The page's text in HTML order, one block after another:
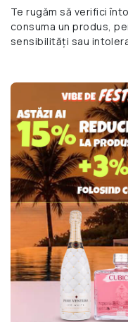
Te rugăm să verifici
consuma un produs,
sensibilități sau